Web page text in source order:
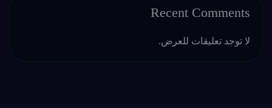
Recent Comments
لا توجد تعليقات للعرض.